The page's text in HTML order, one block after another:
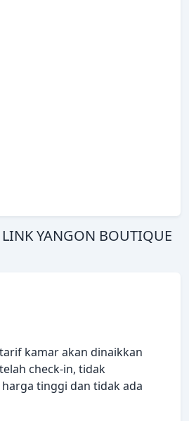
YANGON BOUTIQUE
kamar akan dinaikkan
check-in, tidak
tinggi dan tidak ada